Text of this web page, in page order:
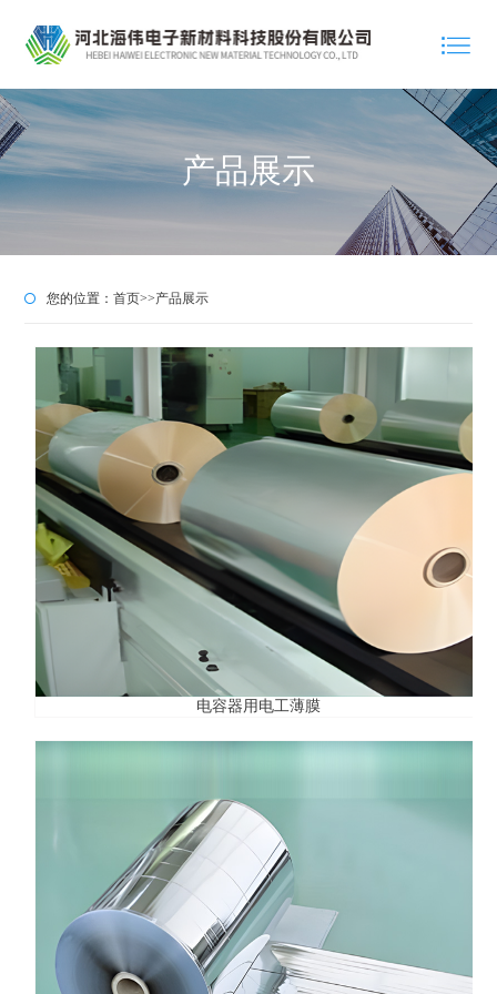
产品展示
您的位置：首页>>产品展示
电容器用电工薄膜